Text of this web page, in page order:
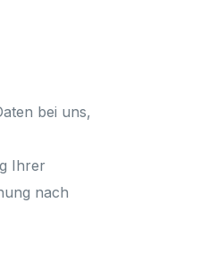
bei uns,
Ihrer
nach